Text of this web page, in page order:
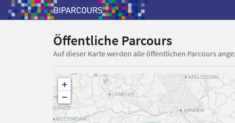
Öffentliche Parcours
Auf dieser Karte werden alle öffentlichen Parcours
+
−